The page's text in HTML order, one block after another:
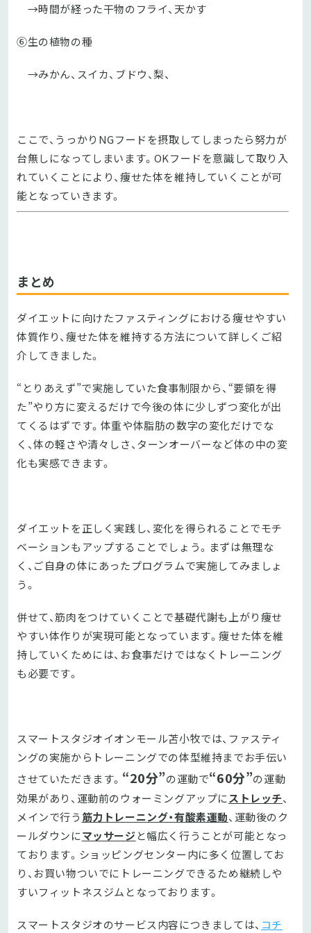
→時間が経った干物のフライ、天かす
⑥生の植物の種
→みかん、スイカ、ブドウ、梨、
ここで、うっかりNGフードを摂取してしまったら努力が
台無しになってしまいます。OKフードを意識して取り入
れていくことにより、痩せた体を維持していくことが可
能となっていきます。
まとめ
ダイエットに向けたファスティングにおける痩せやすい
体質作り、痩せた体を維持する方法について詳しくご紹
介してきました。
“とりあえず”で実施していた食事制限から、“要領を得
た”やり方に変えるだけで今後の体に少しずつ変化が出
てくるはずです。体重や体脂肪の数字の変化だけでな
く、体の軽さや清々しさ、ターンオーバーなど体の中の変
化も実感できます。
ダイエットを正しく実践し、変化を得られることでモチ
ベーションもアップすることでしょう。まずは無理な
く、ご自身の体にあったプログラムで実施してみましょ
う。
併せて、筋肉をつけていくことで基礎代謝も上がり痩せ
やすい体作りが実現可能となっています。痩せた体を維
持していくためには、お食事だけではなくトレーニング
も必要です。
スマートスタジオイオンモール苫小牧では、ファスティ
ングの実施からトレーニングでの体型維持までお手伝い
させていただきます。 “20分”の運動で“60分”の運動
効果があり、運動前のウォーミングアップにストレッチ、
メインで行う 筋力トレーニング・有酸素運動、運動後のク
ールダウンにマッサージと幅広く行うことが可能となっ
ております。ショッピングセンター内に多く位置してお
り、お買い物ついでにトレーニングできるため継続しや
すいフィットネスジムとなっております。
スマートスタジオのサービス内容につきましては、 コチ